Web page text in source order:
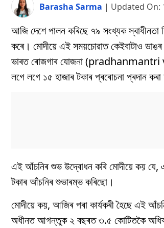
Barasha Sarma | Updated On:
আজি দেশে পালন কৰিছে ৭৯ সংখ্যক স্বাধীনতা
কৰে। মোদীয়ে এই সময়চোৱাত কেইবাটাও ডাঙৰ
ভাৰত ৰোজগাৰ যোজনা (pradhanmantri
লগে লগে ১৫ হাজাৰ টকাৰ প্ৰৰোচনা প্ৰদান কৰা
এই আঁচনিৰ শুভ উদ্বোধন কৰি মোদীয়ে কয় যে,
টকাৰ আঁচনিৰ শুভাৰম্ভ কৰিছো।
মোদীয়ে কয়, আজিৰ পৰা কাৰ্যকৰী হৈছে এই
অধীনত আগন্তুক ২ বছৰত ৩.৫ কোটিতকৈ অধিক